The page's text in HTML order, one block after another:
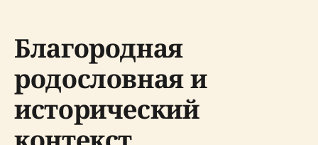
Благородная
родословная и
исторический